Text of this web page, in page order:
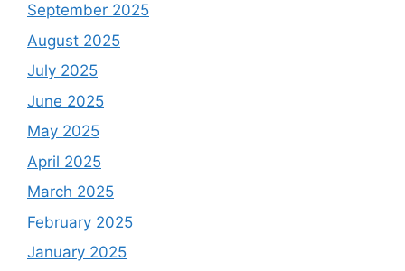
September 2025
August 2025
July 2025
June 2025
May 2025
April 2025
March 2025
February 2025
January 2025